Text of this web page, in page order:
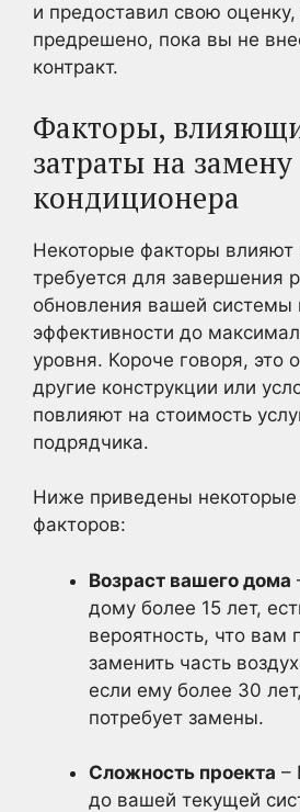
и предоставил свою оценку,
предрешено, пока вы не
контракт.
Факторы,
затраты на замену
кондиционера
Некоторые факторы влияют
требуется для завершения
обновления вашей системы
эффективности до
уровня. Короче говоря, это
другие конструкции или
повлияют на стоимость
подрядчика.
Ниже приведены некоторые
факторов:
Возраст вашего дома
дому более 15 лет,
вероятность, что вам
заменить часть
если ему более 30
потребует замены.
Сложность проекта –
до вашей текущей